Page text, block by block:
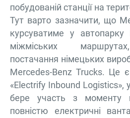
побудованій станції на
Тут варто зазначити, що
курсуватиме у
міжміських
постачання німецьких
Mercedes-Benz Trucks. Це
«Electrify Inbound Logistics»,
бере участь з моменту
повністю електричні